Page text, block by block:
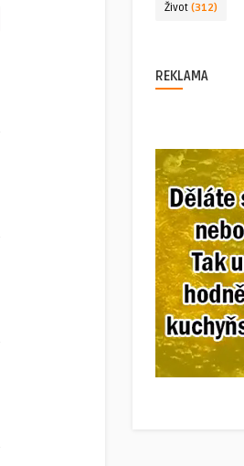
Život (312)
REKLAMA